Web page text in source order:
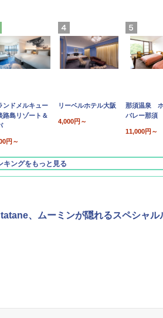
ンドメルキュー
路島リゾート＆
円～
リーベルホテル大阪
4,000円～
那須温泉
バレー那須
11,000円～
キングをもっと見る
、ムーミンが隠れるスペシャル